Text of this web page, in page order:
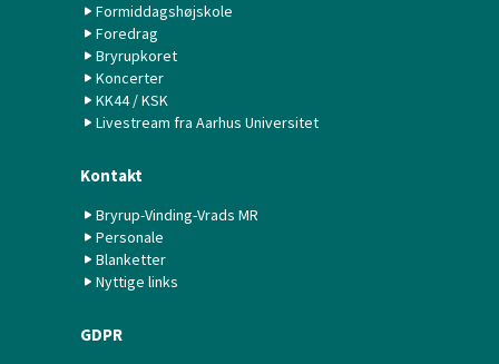
Formiddagshøjskole
Foredrag
Bryrupkoret
Koncerter
KK44 / KSK
Livestream fra Aarhus Universitet
Kontakt
Bryrup-Vinding-Vrads MR
Personale
Blanketter
Nyttige links
GDPR